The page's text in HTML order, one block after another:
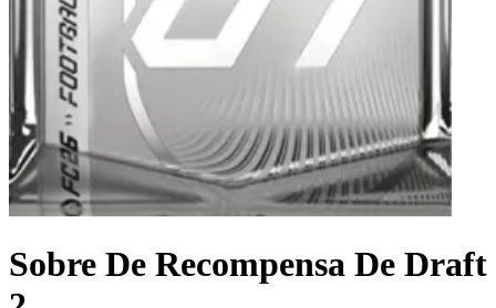
Sobre De Recompensa De Draft